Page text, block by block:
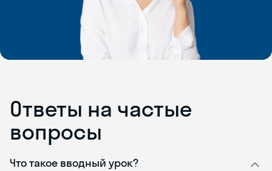
Ответы на частые
вопросы
Что такое вводный урок?